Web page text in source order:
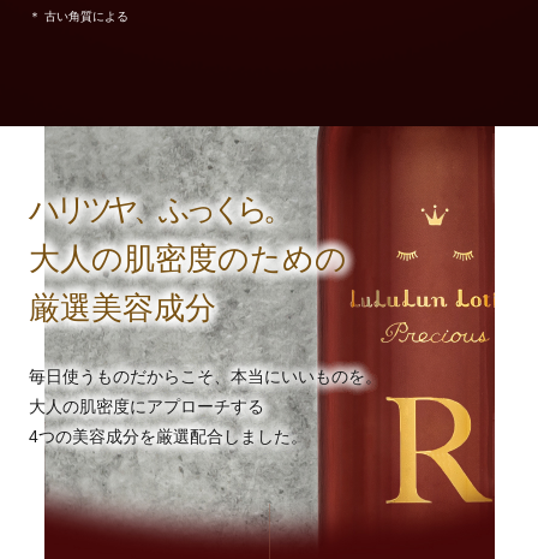
＊ 古い角質による
ハリツヤ、ふっくら。
大人の肌密度のための
厳選美容成分
毎日使うものだからこそ、本当にいいものを。
大人の肌密度にアプローチする
4つの美容成分を厳選配合しました。